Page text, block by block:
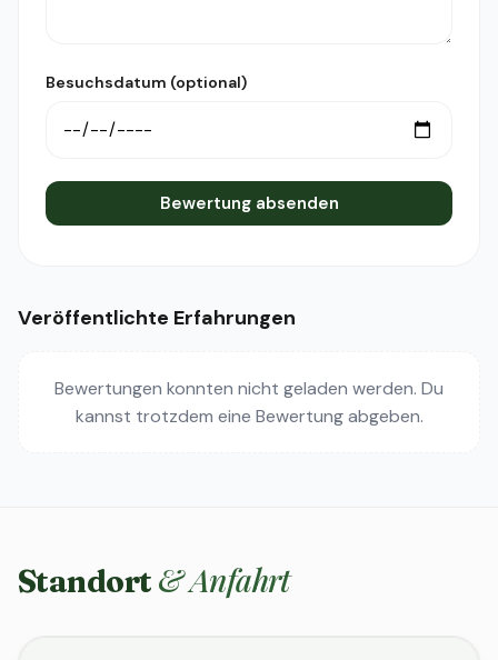
Besuchsdatum (optional)
Bewertung absenden
Veröffentlichte Erfahrungen
Bewertungen konnten nicht geladen werden. Du
kannst trotzdem eine Bewertung abgeben.
Standort & Anfahrt